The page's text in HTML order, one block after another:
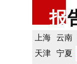
报
上海 云南
天津
宁夏